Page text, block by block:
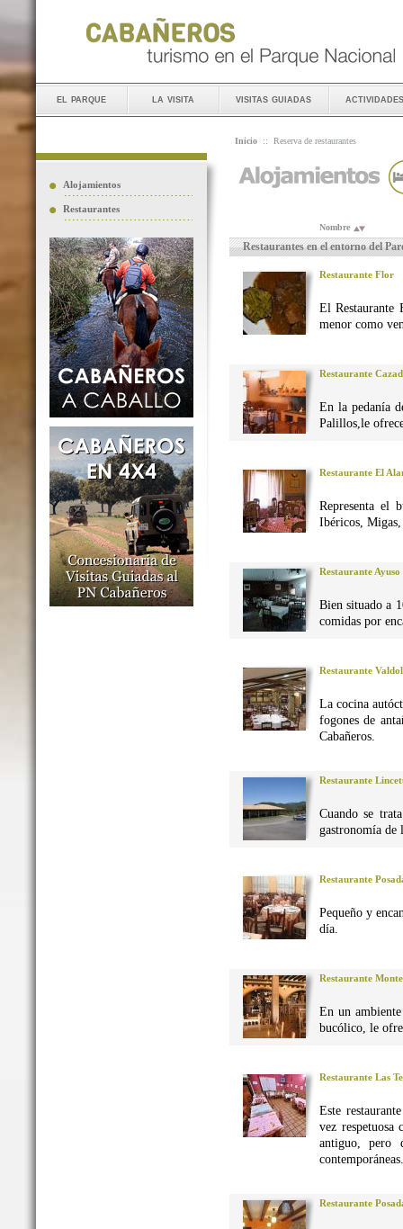
el parque la visita visitas guiadas actividades
Alojamientos
Restaurantes
Inicio :: Reserva de restaurantes
Nombre
Restaurantes en el entorno del
Restaurante Flor
El Restaurante
menor como
Restaurante
En la pedanía
Palillos,le
Restaurante El
Representa el
Ibéricos, Migas,
Restaurante Ayuso
Bien situado a
comidas por
Restaurante
La cocina
fogones de
Cabañeros.
Restaurante
Cuando se
gastronomía de
Restaurante
Pequeño y
día.
Restaurante
En un
bucólico, le
Restaurante Las
Este
vez
antiguo, pero
contemporáneas.
Restaurante